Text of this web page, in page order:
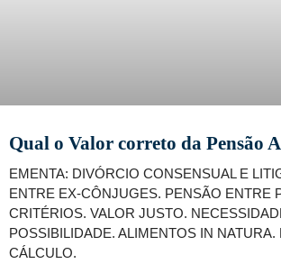
Qual o Valor correto da Pensão
EMENTA: DIVÓRCIO CONSENSUAL E
ENTRE EX-CÔNJUGES. PENSÃO ENTRE
CRITÉRIOS. VALOR JUSTO.
POSSIBILIDADE. ALIMENTOS IN NATURA.
CÁLCULO.